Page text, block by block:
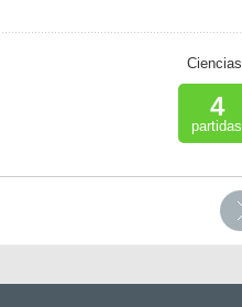
Ciencias
4
partidas